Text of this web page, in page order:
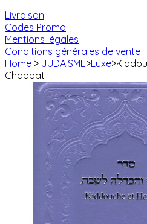
Livraison
Codes Promo
Mentions légales
Conditions générales de vente
Home > JUDAISME>Luxe>
Chabbat